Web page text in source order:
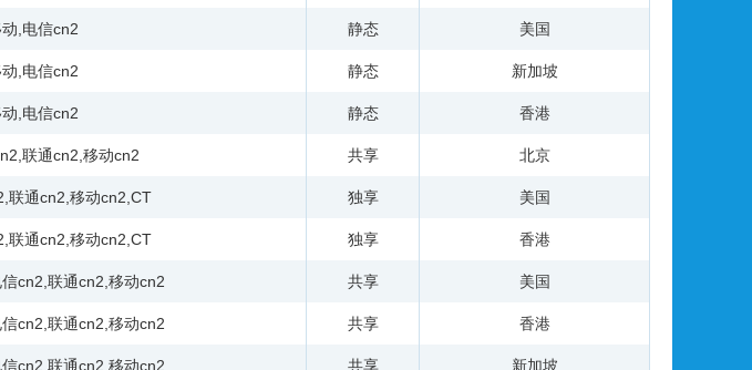
,电信cn2 静态 美国
,电信cn2 静态 新加坡
,电信cn2 静态 香港
,联通cn2,移动cn2 共享 北京
,联通cn2,移动cn2,CT 独享 美国
,联通cn2,移动cn2,CT 独享 香港
信cn2,联通cn2,移动cn2 共享 美国
信cn2,联通cn2,移动cn2 共享 香港
信cn2 联通cn2 移动cn2 共享 新加坡